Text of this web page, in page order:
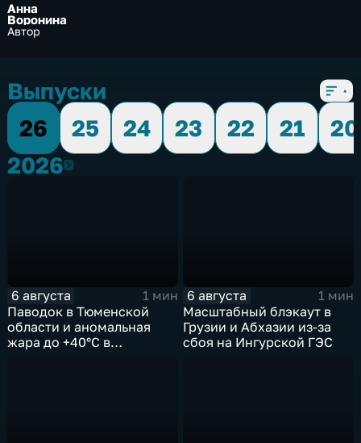
Анна
Воронина
Автор
Выпуски
26
25 24 23 22 21
20
20262026
6 августа
1 мин
Паводок в Тюменской
области и аномальная
жара до +40°C в
6 августа
1 мин
Масштабный блэкаут в
Грузии и Абхазии из-за
сбоя на Ингурской ГЭС